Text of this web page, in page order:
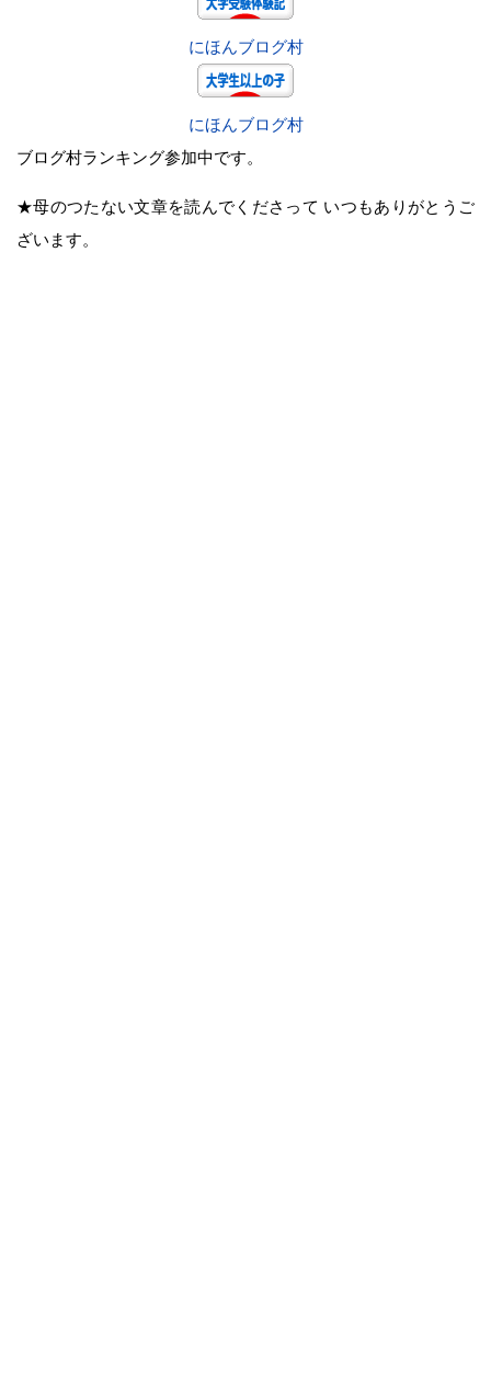
にほんブログ村
にほんブログ村
ブログ村ランキング参加中です。
★母のつたない文章を読んでくださって いつもありがとうご
ざいます。